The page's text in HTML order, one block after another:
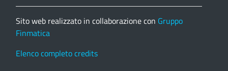
Sito web realizzato in collaborazione con Gruppo
Finmatica
Elenco completo credits